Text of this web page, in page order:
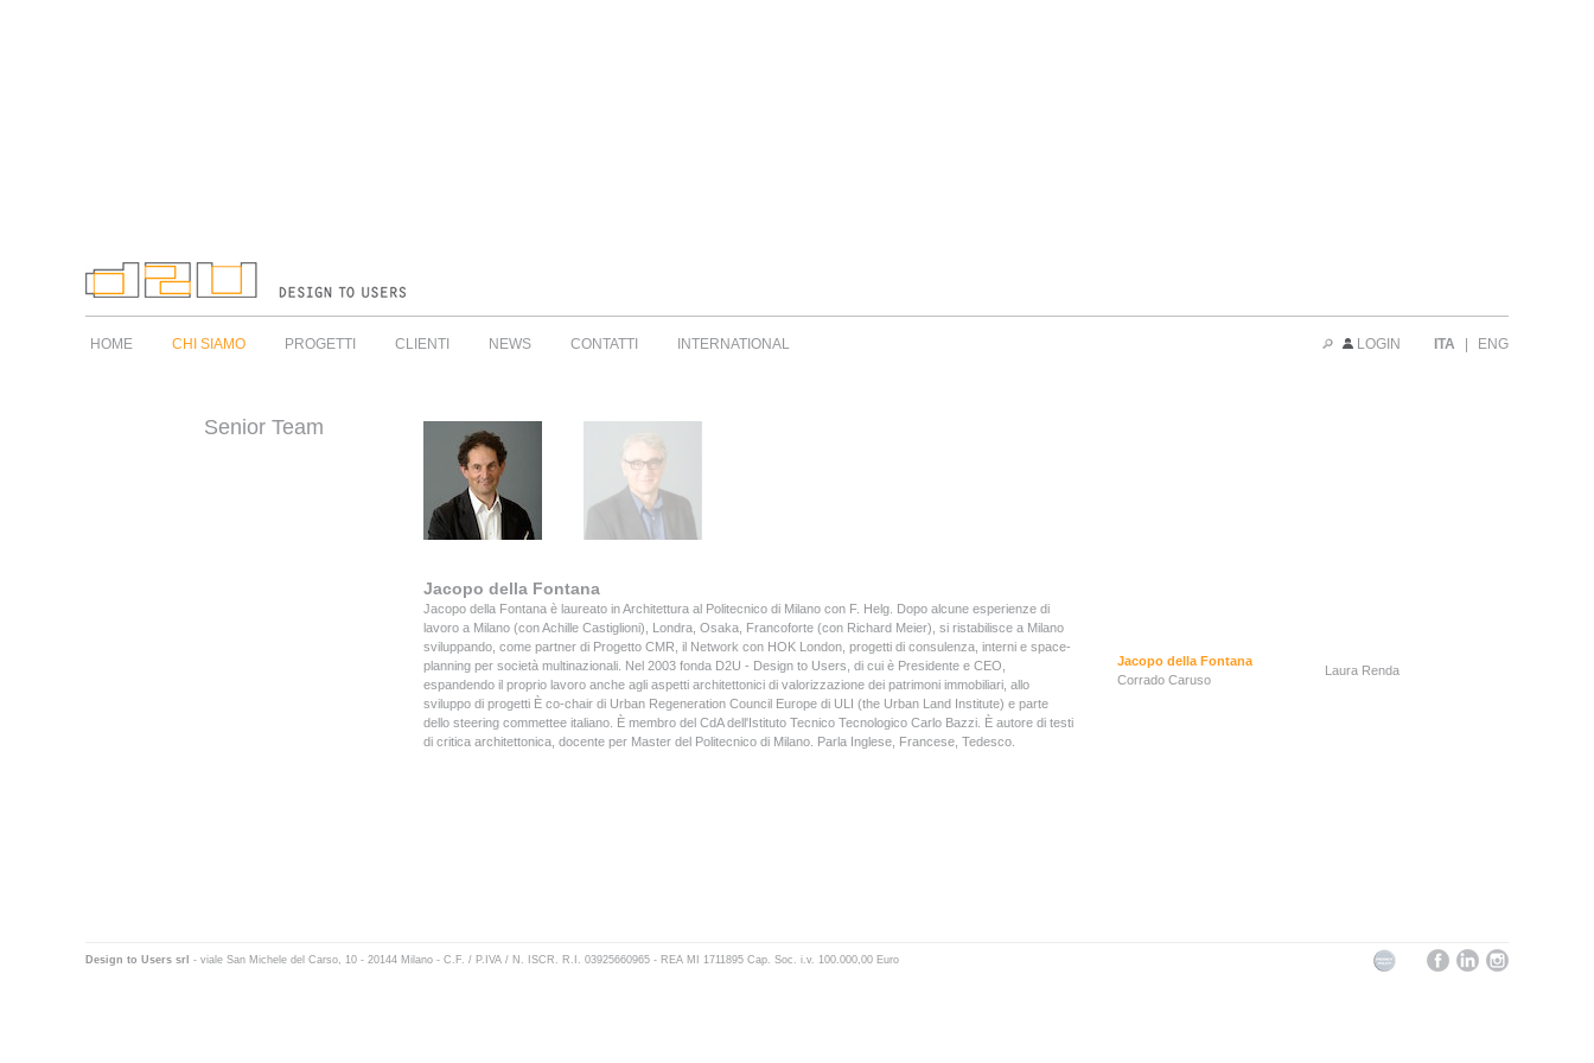
HOME CHI SIAMO PROGETTI CLIENTI NEWS CONTATTI INTERNATIONAL LOGIN ITA ENG
Senior Team
Jacopo della Fontana
Jacopo della Fontana è laureato in Architettura al Politecnico di Milano con F. Helg. Dopo alcune esperienze di
lavoro a Milano (con Achille Castiglioni), Londra, Osaka, Francoforte (con Richard Meier), si ristabilisce a Milano
sviluppando, come partner di Progetto CMR, il Network con HOK London, progetti di consulenza, interni e space-
planning per società multinazionali. Nel 2003 fonda D2U - Design to Users, di cui è Presidente e CEO,
espandendo il proprio lavoro anche agli aspetti architettonici di valorizzazione dei patrimoni immobiliari, allo
sviluppo di progetti È co-chair di Urban Regeneration Council Europe di ULI (the Urban Land Institute) e parte
dello steering commettee italiano. È membro del CdA dell'Istituto Tecnico Tecnologico Carlo Bazzi. È autore di testi
di critica architettonica, docente per Master del Politecnico di Milano. Parla Inglese, Francese, Tedesco.
Jacopo della Fontana
Corrado Caruso
Laura Renda
Design to Users srl - viale San Michele del Carso, 10 - 20144 Milano - C.F. / P.IVA / N. ISCR. R.I. 03925660965 - REA MI 1711895 Cap. Soc. i.v. 100.000,00 Euro